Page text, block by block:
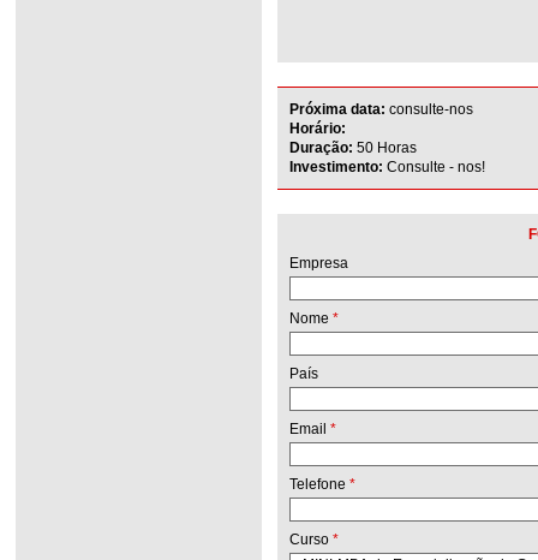
Próxima data: consulte-nos
Horário:
Duração: 50 Horas
Investimento: Consulte - nos!
Empresa
Nome *
País
Email *
Telefone *
Curso *